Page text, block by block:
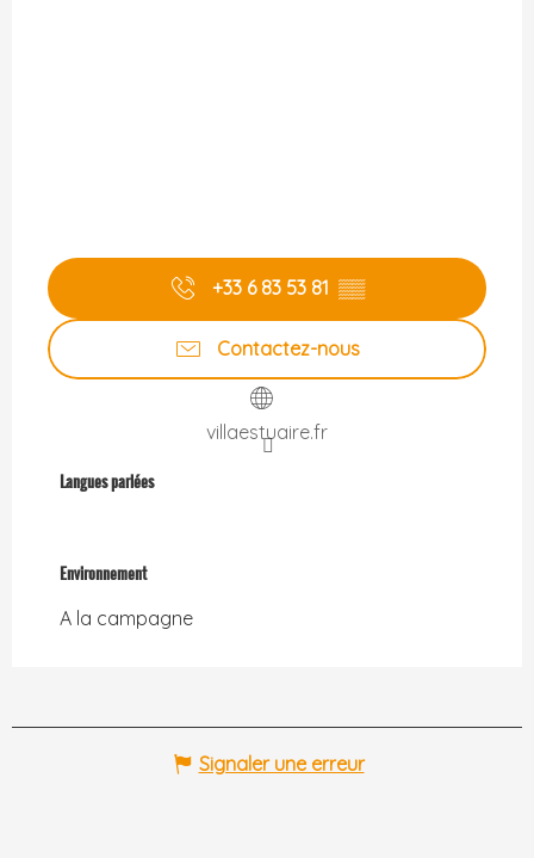
+33 6 83 53 81 ▒▒
Contactez-nous
villaestuaire.fr
Langues parlées
Langues parlées
Environnement
Environnement
A la campagne
Signaler une erreur